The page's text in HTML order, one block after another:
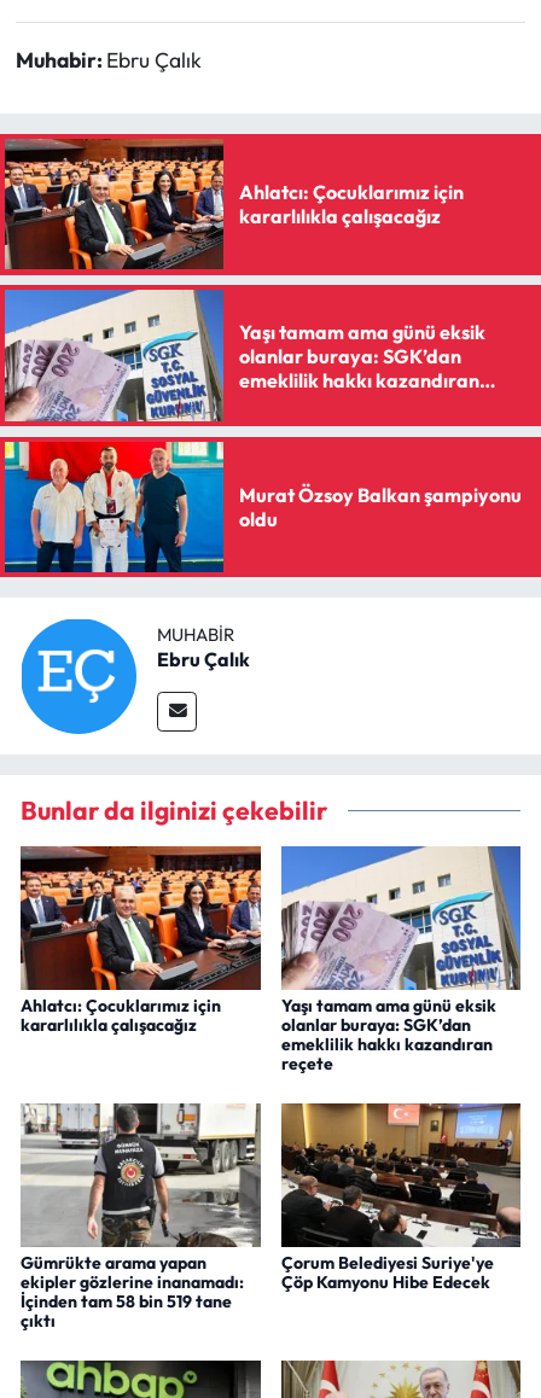
Muhabir: Ebru Çalık
Ahlatcı: Çocuklarımız için
kararlılıkla çalışacağız
Yaşı tamam ama günü eksik
olanlar buraya: SGK’dan
emeklilik hakkı kazandıran
Murat Özsoy Balkan şampiyonu
oldu
MUHABIR
Ebru Çalık
Bunlar da ilginizi çekebilir
Ahlatcı: Çocuklarımız için
kararlılıkla çalışacağız
Yaşı tamam ama günü eksik
olanlar buraya: SGK’dan
emeklilik hakkı kazandıran
reçete
Gümrükte arama yapan
ekipler gözlerine inanamadı:
İçinden tam 58 bin 519 tane
çıktı
Çorum Belediyesi Suriye'ye
Çöp Kamyonu Hibe Edecek
Osmancık Haberleri
Otomotiv
Resmi İlan
Resmi Reklam
Sağlık
Siyaset
Spor
Sungurlu Haberleri
Turizm
Uğurludağ Haberleri
Yaşam
Yayla Haber
Yerel Haberler